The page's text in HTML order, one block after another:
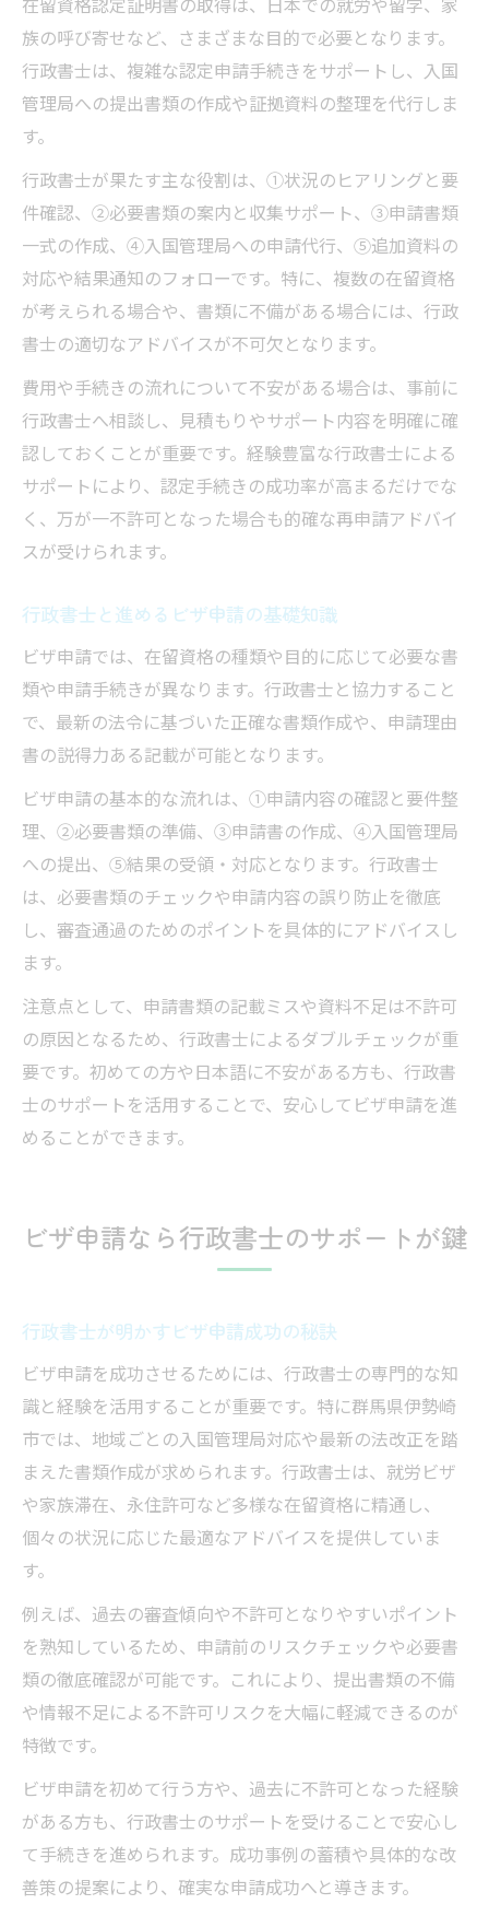
族の呼び寄せなど、さまざまな目的で必要となります。
行政書士は、複雑な認定申請手続きをサポートし、入国
管理局への提出書類の作成や証拠資料の整理を代行しま
す。
行政書士が果たす主な役割は、①状況のヒアリングと要
件確認、②必要書類の案内と収集サポート、③申請書類
一式の作成、④入国管理局への申請代行、⑤追加資料の
対応や結果通知のフォローです。特に、複数の在留資格
が考えられる場合や、書類に不備がある場合には、行政
書士の適切なアドバイスが不可欠となります。
費用や手続きの流れについて不安がある場合は、事前に
行政書士へ相談し、見積もりやサポート内容を明確に確
認しておくことが重要です。経験豊富な行政書士による
サポートにより、認定手続きの成功率が高まるだけでな
く、万が一不許可となった場合も的確な再申請アドバイ
スが受けられます。
行政書士と進めるビザ申請の基礎知識
ビザ申請では、在留資格の種類や目的に応じて必要な書
類や申請手続きが異なります。行政書士と協力すること
で、最新の法令に基づいた正確な書類作成や、申請理由
書の説得力ある記載が可能となります。
ビザ申請の基本的な流れは、①申請内容の確認と要件整
理、②必要書類の準備、③申請書の作成、④入国管理局
への提出、⑤結果の受領・対応となります。行政書士
は、必要書類のチェックや申請内容の誤り防止を徹底
し、審査通過のためのポイントを具体的にアドバイスし
ます。
注意点として、申請書類の記載ミスや資料不足は不許可
の原因となるため、行政書士によるダブルチェックが重
要です。初めての方や日本語に不安がある方も、行政書
士のサポートを活用することで、安心してビザ申請を進
めることができます。
ビザ申請なら行政書士のサポートが鍵
行政書士が明かすビザ申請成功の秘訣
ビザ申請を成功させるためには、行政書士の専門的な知
識と経験を活用することが重要です。特に群馬県伊勢崎
市では、地域ごとの入国管理局対応や最新の法改正を踏
まえた書類作成が求められます。行政書士は、就労ビザ
や家族滞在、永住許可など多様な在留資格に精通し、
個々の状況に応じた最適なアドバイスを提供していま
す。
例えば、過去の審査傾向や不許可となりやすいポイント
を熟知しているため、申請前のリスクチェックや必要書
類の徹底確認が可能です。これにより、提出書類の不備
や情報不足による不許可リスクを大幅に軽減できるのが
特徴です。
ビザ申請を初めて行う方や、過去に不許可となった経験
がある方も、行政書士のサポートを受けることで安心し
て手続きを進められます。成功事例の蓄積や具体的な改
善策の提案により、確実な申請成功へと導きます。